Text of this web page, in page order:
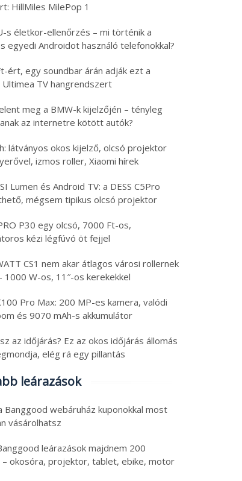
HillMiles MilePop 1
s életkor-ellenőrzés – mi történik a
egyedi Androidot használó telefonokkal?
ért, egy soundbar árán adják ezt a
TV hangrendszert
meg a BMW-k kijelzőjén – tényleg
az internetre kötött autók?
látványos okos kijelző, olcsó projektor
izmos roller, Xiaomi hírek
Lumen és Android TV: a DESS C5Pro
mégsem tipikus olcsó projektor
P30 egy olcsó, 7000 Ft-os,
kézi légfúvó öt fejjel
CS1 nem akar átlagos városi rollernek
1000 W-os, 11″-os kerekekkel
Pro Max: 200 MP-es kamera, valódi
és 9070 mAh-s akkumulátor
az időjárás? Ez az okos időjárás állomás
elég rá egy pillantás
leárazások
Banggood webáruház kuponokkal most
vásárolhatsz
leárazások majdnem 200
– okosóra, projektor, tablet, ebike, motor